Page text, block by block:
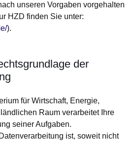
unseren Vorgaben vorgehalten
HZD finden Sie unter:
Fenster
).
der
für Wirtschaft, Energie,
Raum verarbeitet Ihre
seiner Aufgaben.
ist, soweit nicht